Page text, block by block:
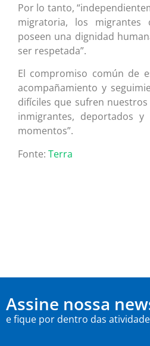
Por lo tanto,
migratoria, los migrantes
poseen una dignidad
ser respetada”.
El compromiso común de
acompañamiento y
difíciles que sufren
inmigrantes, deportados
momentos”.
Fonte: Terra
Assine nossa
e fique por dentro das